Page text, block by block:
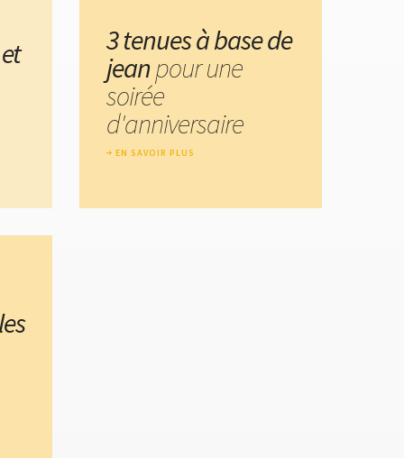
3 tenues à base de
jeanpour une
soirée
d'anniversaire
EN SAVOIR PLUS